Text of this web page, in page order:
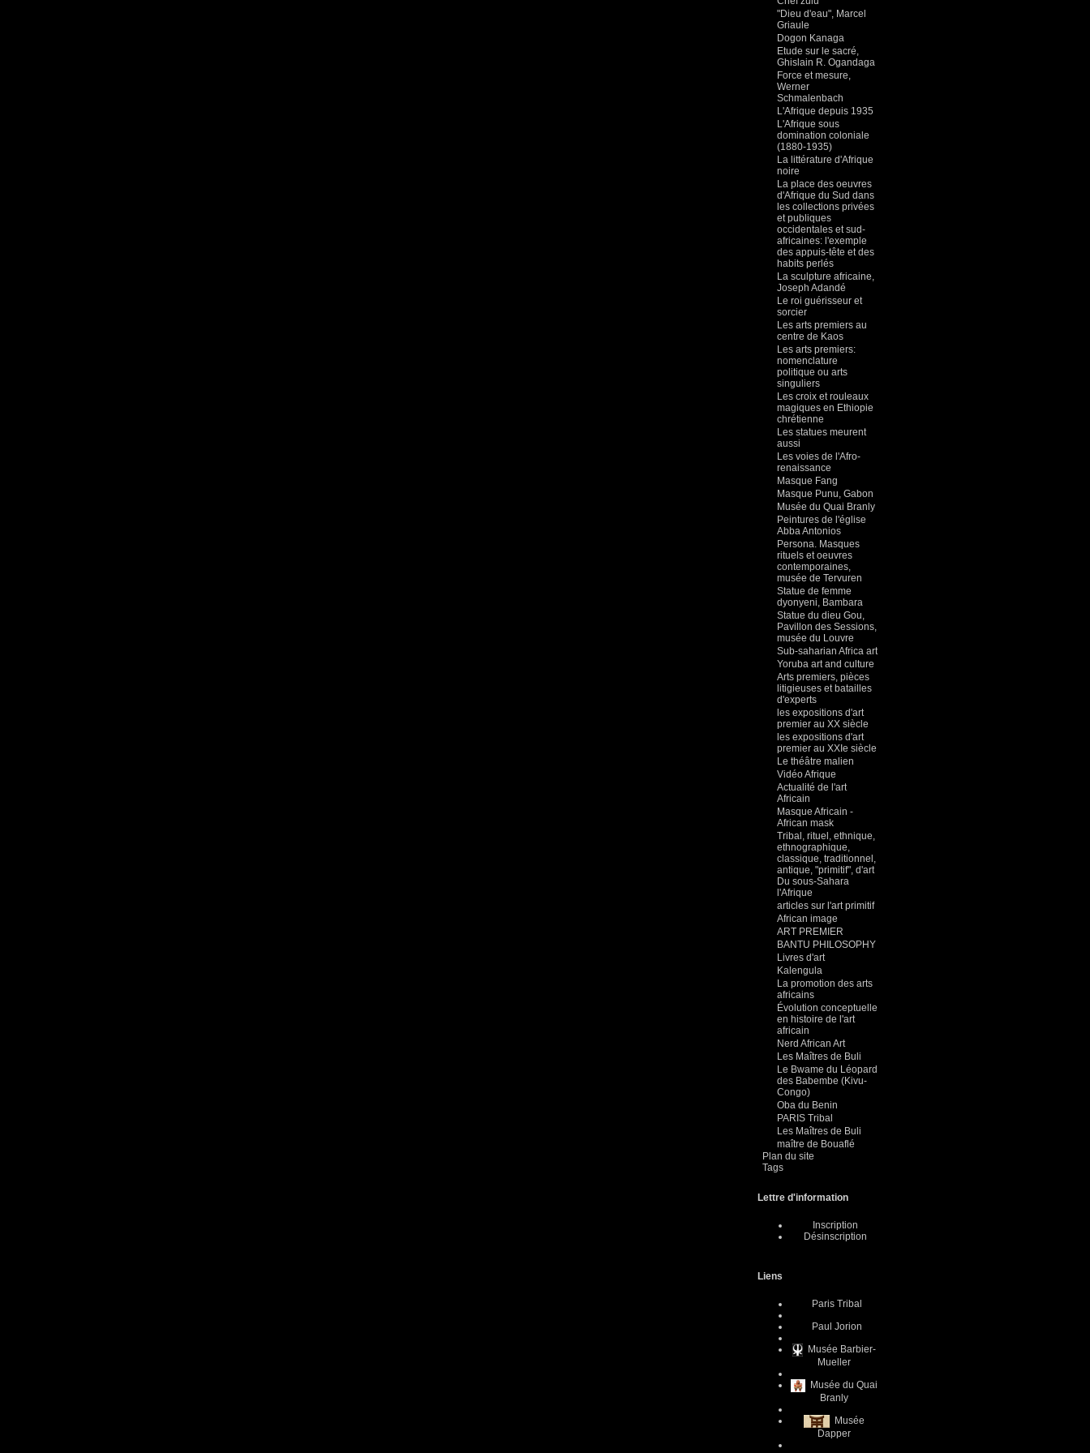
"Dieu d'eau", Marcel
Griaule
Dogon Kanaga
Etude sur le sacré,
Ghislain R. Ogandaga
Force et mesure,
Werner
Schmalenbach
L'Afrique depuis 1935
L'Afrique sous
domination coloniale
(1880-1935)
La littérature d'Afrique
noire
La place des oeuvres
d'Afrique du Sud dans
les collections privées
et publiques
occidentales et sud-
africaines: l'exemple
des appuis-tête et des
habits perlés
La sculpture africaine,
Joseph Adandé
Le roi guérisseur et
sorcier
Les arts premiers au
centre de Kaos
Les arts premiers:
nomenclature
politique ou arts
singuliers
Les croix et rouleaux
magiques en Ethiopie
chrétienne
Les statues meurent
aussi
Les voies de l'Afro-
renaissance
Masque Fang
Masque Punu, Gabon
Musée du Quai Branly
Peintures de l'église
Abba Antonios
Persona. Masques
rituels et oeuvres
contemporaines,
musée de Tervuren
Statue de femme
dyonyeni, Bambara
Statue du dieu Gou,
Pavillon des Sessions,
musée du Louvre
Sub-saharian Africa art
Yoruba art and culture
Arts premiers, pièces
litigieuses et batailles
d'experts
les expositions d'art
premier au XX siècle
les expositions d'art
premier au XXIe siècle
Le théâtre malien
Vidéo Afrique
Actualité de l'art
Africain
Masque Africain -
African mask
Tribal, rituel, ethnique,
ethnographique,
classique, traditionnel,
antique, "primitif", d'art
Du sous-Sahara
l'Afrique
articles sur l'art primitif
African image
ART PREMIER
BANTU PHILOSOPHY
Livres d'art
Kalengula
La promotion des arts
africains
Évolution conceptuelle
en histoire de l'art
africain
Nerd African Art
Les Maîtres de Buli
Le Bwame du Léopard
des Babembe (Kivu-
Congo)
Oba du Benin
PARIS Tribal
Les Maîtres de Buli
maître de Bouaflé
Plan du site
Tags
Lettre d'information
Inscription
Désinscription
Liens
Paris Tribal
Paul Jorion
Musée Barbier-
Mueller
Musée du Quai
Branly
Musée
Dapper